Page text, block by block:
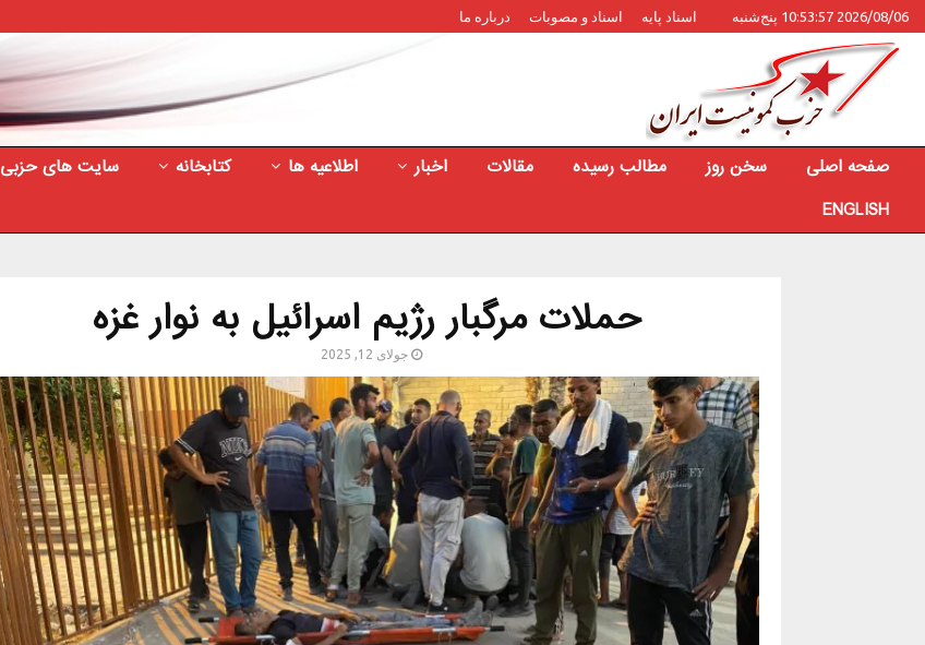
2026/08/06 10:53:57 پنج‌شنبه اسناد پایه اسناد و مصوبات درباره ما
صفحه اصلی سخن روز مطالب رسیده مقالات اخبار اطلاعیه ها کتابخانه سایت های حزبی
ENGLISH
حملات مرگبار رژیم اسرائیل به نوار غزه
جولای 12, 2025